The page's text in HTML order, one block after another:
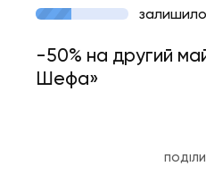
-50% на другий
Шефа»